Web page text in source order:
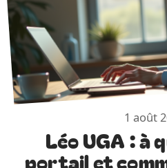
1 août
Léo UGA : à
portail et